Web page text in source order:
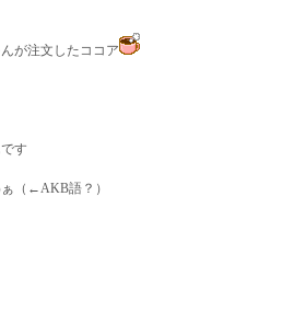
が注文したココア
す
（←AKB語？）